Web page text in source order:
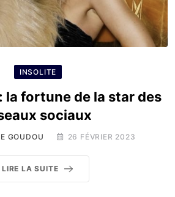
INSOLITE
la fortune de la star des
sociaux
GOUDOU 26 FÉVRIER 2023
LIRE LA SUITE